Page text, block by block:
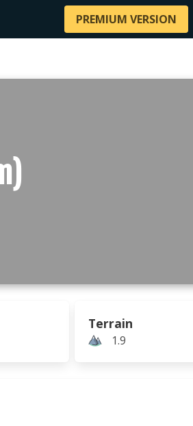
PREMIUM VERSION
Terrain
1.9